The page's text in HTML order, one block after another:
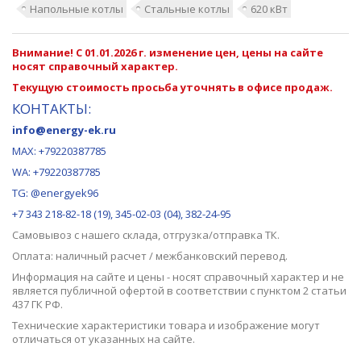
Напольные котлы
Стальные котлы 620 кВт
Внимание! С 01.01.2026 г. изменение цен, цены на сайте
носят справочный характер.
Текущую стоимость просьба уточнять в офисе продаж.
КОНТАКТЫ:
info@energy-ek.ru
MAX: +79220387785
WA: +79220387785
TG: @energyek96
+7 343 218-82-18 (19), 345-02-03 (04), 382-24-95
Самовывоз с нашего склада, отгрузка/отправка ТК.
Оплата: наличный расчет / межбанковский перевод.
Информация на сайте и цены - носят справочный характер и не
является публичной офертой в соответствии с пунктом 2 статьи
437 ГК РФ.
Технические характеристики товара и изображение могут
отличаться от указанных на сайте.